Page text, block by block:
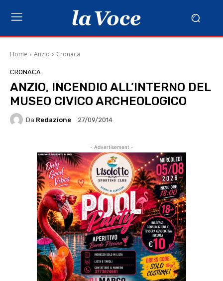
Home Anzio Cronaca
CRONACA
ANZIO, INCENDIO ALL’INTERNO DEL
MUSEO CIVICO ARCHEOLOGICO
Da Redazione 27/09/2014
- Advertisement -